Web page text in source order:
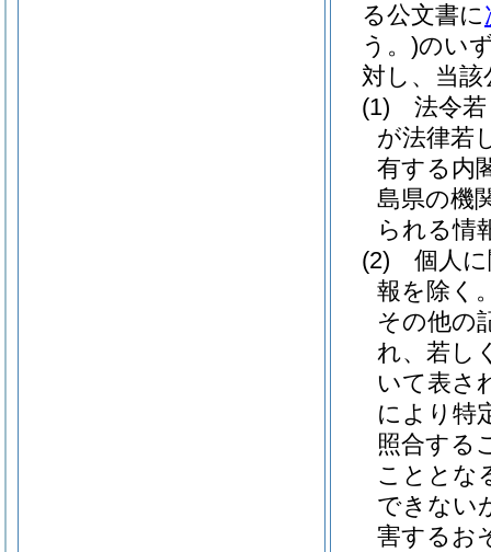
る公文書に
う。)のい
対し、当
(1)
法令
が法律若
有する内
島県の機
られる情
(2)
個人
報を除く
その他の
れ、若し
いて表さ
により特
照合する
こととな
できない
害するお